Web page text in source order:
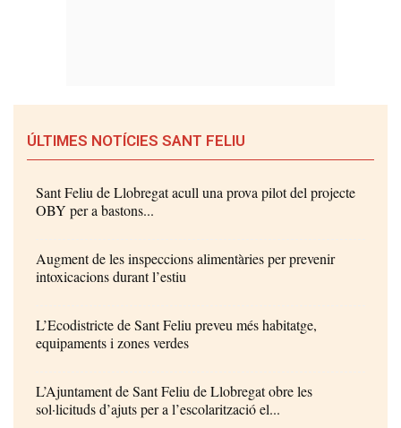
ÚLTIMES NOTÍCIES SANT FELIU
Sant Feliu de Llobregat acull una prova pilot del projecte
OBY per a bastons...
Augment de les inspeccions alimentàries per prevenir
intoxicacions durant l’estiu
L’Ecodistricte de Sant Feliu preveu més habitatge,
equipaments i zones verdes
L’Ajuntament de Sant Feliu de Llobregat obre les
sol·licituds d’ajuts per a l’escolarització el...